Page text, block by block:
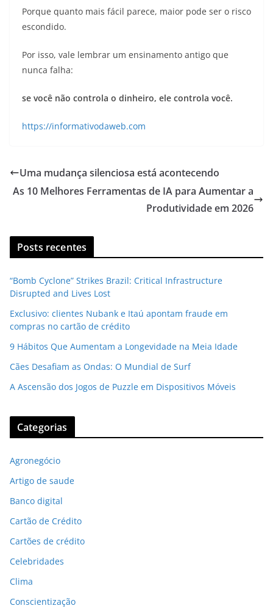
Porque quanto mais fácil parece, maior pode ser o risco
escondido.
Por isso, vale lembrar um ensinamento antigo que
nunca falha:
se você não controla o dinheiro, ele controla você.
https://informativodaweb.com
Uma mudança silenciosa está acontecendo
As 10 Melhores Ferramentas de IA para Aumentar a
Produtividade em 2026
Posts recentes
“Bomb Cyclone” Strikes Brazil: Critical Infrastructure
Disrupted and Lives Lost
Exclusivo: clientes Nubank e Itaú apontam fraude em
compras no cartão de crédito
9 Hábitos Que Aumentam a Longevidade na Meia Idade
Cães Desafiam as Ondas: O Mundial de Surf
A Ascensão dos Jogos de Puzzle em Dispositivos Móveis
Categorias
Agronegócio
Artigo de saude
Banco digital
Cartão de Crédito
Cartões de crédito
Celebridades
Clima
Conscientização